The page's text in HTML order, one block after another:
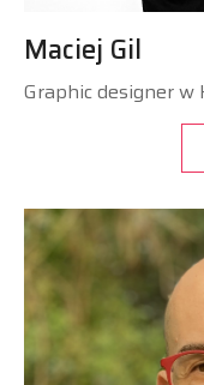
Maciej Gil
Graphic designer w